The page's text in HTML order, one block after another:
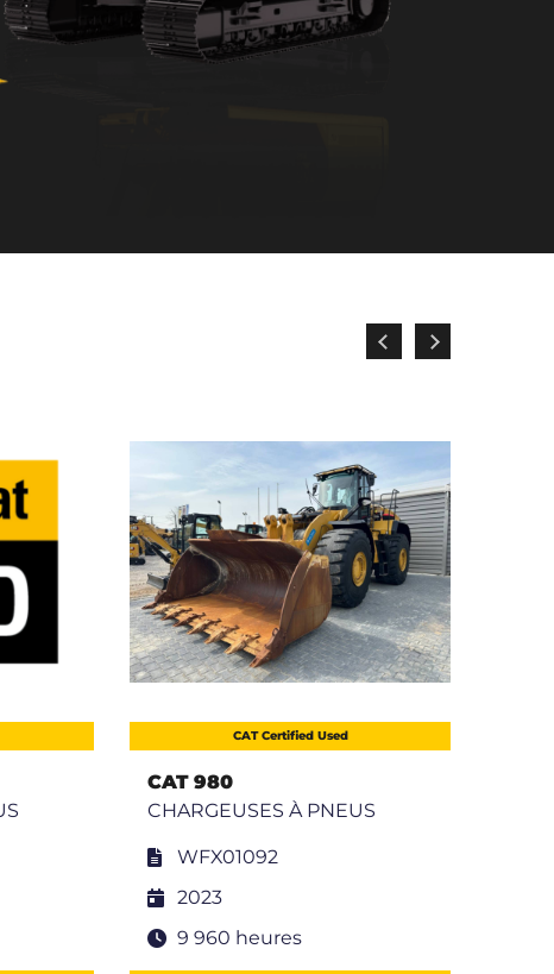
CAT Certified Used
CAT 980
CHARGEUSES À PNEUS
WFX01092
2023
9 960 heures